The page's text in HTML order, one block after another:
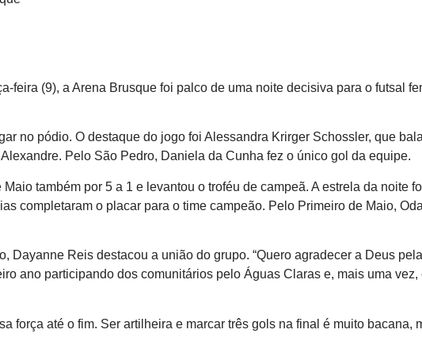
(9), a Arena Brusque foi palco de uma noite decisiva para o futsal
no pódio. O destaque do jogo foi Alessandra Krirger Schossler, que
Pelo São Pedro, Daniela da Cunha fez o único gol da equipe.
também por 5 a 1 e levantou o troféu de campeã. A estrela da noite
completaram o placar para o time campeão. Pelo Primeiro de Maio,
Reis destacou a união do grupo. “Quero agradecer a Deus
ano participando dos comunitários pelo Águas Claras e, mais uma vez,
força até o fim. Ser artilheira e marcar três gols na final é muito bacana,